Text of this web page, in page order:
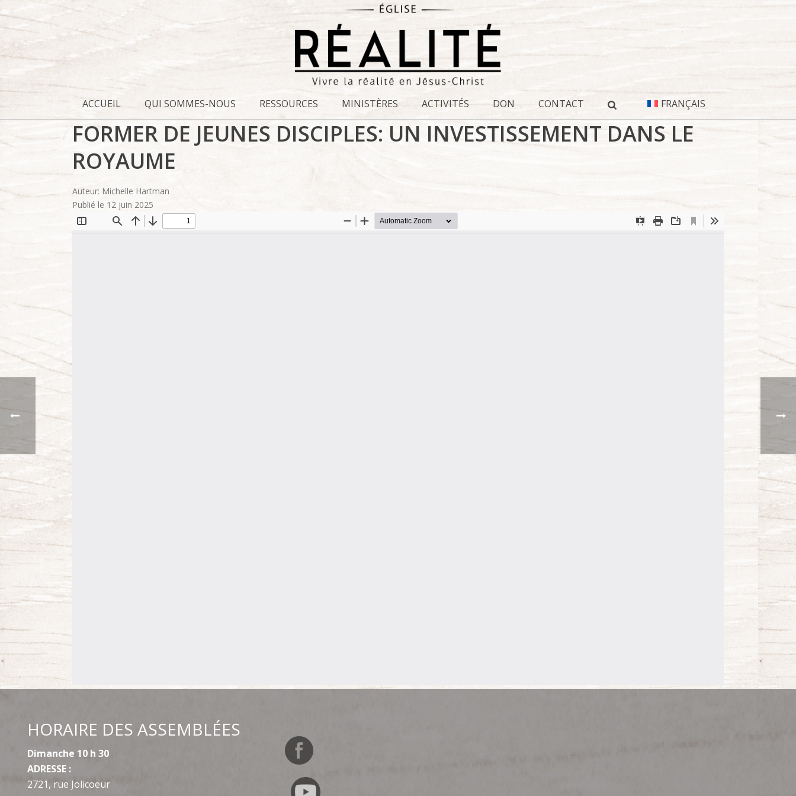
ACCUEIL QUI SOMMES-NOUS RESSOURCES MINISTÈRES ACTIVITÉS DON CONTACT FRANÇAIS
FORMER DE JEUNES DISCIPLES: UN INVESTISSEMENT DANS LE
ROYAUME
Auteur: Michelle Hartman
Publié le 12 juin 2025
HORAIRE DES ASSEMBLÉES
Dimanche 10 h 30
ADRESSE :
2721, rue Jolicoeur